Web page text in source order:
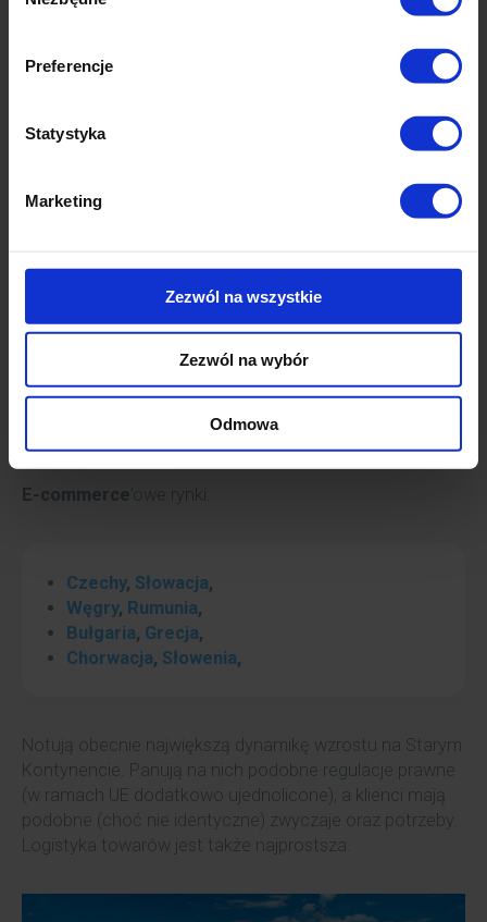
Preferencje
Statystyka
Marketing
Zezwól na wszystkie
Zezwól na wybór
Odmowa
Najlepsze zagraniczne rynki dla polskiego e-
zachodnie rynki e-commerce
np. niemiecki są już mocno nasycone i panuje na nich
duża konkurencja. Rynek brytyjski jest już poza UE, co
komplikuje kwestie logistyczne. Naturalnym kierunkiem
E-commerce’owe rynki:
Czechy, Słowacja,
Węgry, Rumunia,
Bułgaria, Grecja,
Chorwacja, Słowenia,
Notują obecnie największą dynamikę wzrostu na Starym
Kontynencie. Panują na nich podobne regulacje prawne
(w ramach UE dodatkowo ujednolicone), a klienci mają
podobne (choć nie identyczne) zwyczaje oraz potrzeby.
Logistyka towarów jest także najprostsza.